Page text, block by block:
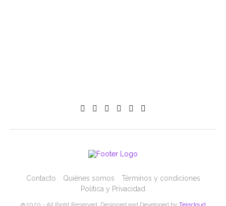
Contacto Quiénes somos
Términos y condiciones
Política y Privacidad
@2020 - All Right Reserved. Designed and Developed by Teincloud